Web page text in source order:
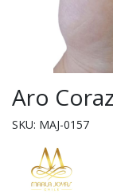
Aro
SKU: MAJ-0157